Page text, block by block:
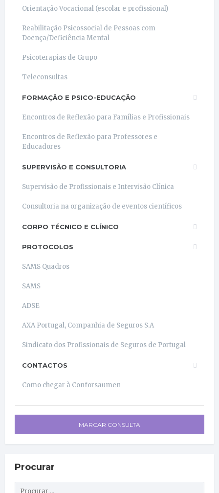
Orientação Vocacional (escolar e profissional)
Reabilitação Psicossocial de Pessoas com
Doença/Deficiência Mental
Psicoterapias de Grupo
Teleconsultas
FORMAÇÃO E PSICO-EDUCAÇÃO
Encontros de Reflexão para Famílias e Profissionais
Encontros de Reflexão para Professores e
Educadores
SUPERVISÃO E CONSULTORIA
Supervisão de Profissionais e Intervisão Clínica
Consultoria na organização de eventos científicos
CORPO TÉCNICO E CLÍNICO
PROTOCOLOS
SAMS Quadros
SAMS
ADSE
AXA Portugal, Companhia de Seguros S.A
Sindicato dos Profissionais de Seguros de Portugal
CONTACTOS
Como chegar à Conforsaumen
MARCAR CONSULTA
Procurar